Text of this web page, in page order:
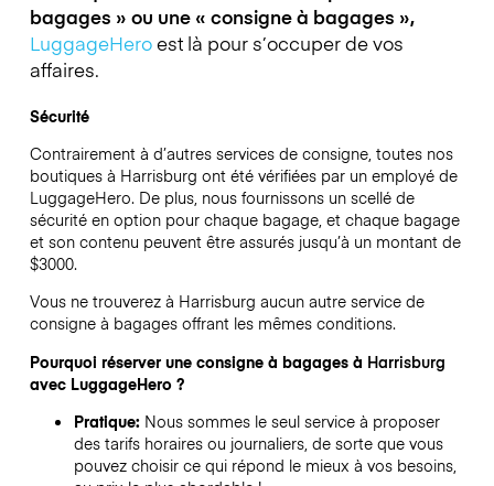
bagages » ou une « consigne à bagages »,
LuggageHeroest là pour s’occuper de vos
affaires.
Sécurité
Contrairement à d’autres services de consigne,toutes nos
boutiques à Harrisburg ont été vérifiées par un employé de
LuggageHero. De plus, nous fournissons un scellé de
sécurité en option pour chaque bagage, et chaque bagage
et son contenu peuvent être assurés jusqu’à un montant de
$3000.
Vous ne trouverez à Harrisburg aucun autre service de
consigne à bagages offrant les mêmes conditions.
Pourquoi réserver une consigne à bagages à Harrisburg
avec LuggageHero ?
Pratique: Nous sommes le seul service à proposer
des tarifs horaires ou journaliers, de sorte que vous
pouvez choisir ce qui répond le mieux à vos besoins,